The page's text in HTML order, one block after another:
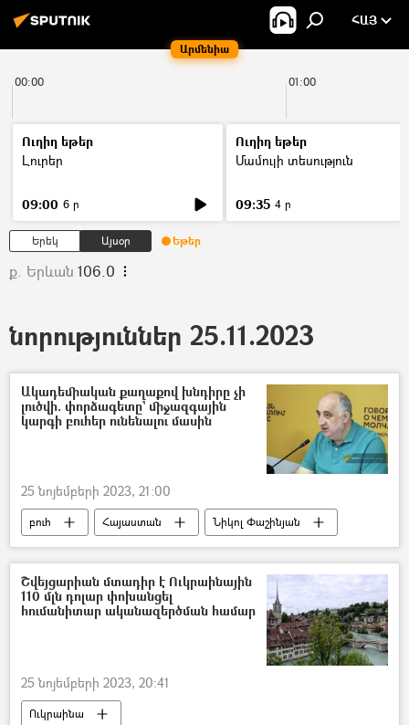
Արմենիա
ՀԱՅ
00:00 01:00
Ուղիղ եթեր
Լուրեր
09:00 6 ր
Ուղիղ եթեր
Մամուլի տեսություն
09:35 4 ր
Երեկ Այսօր Եթեր
ք. Երևան 106.0
նորություններ 25.11.2023
Ակադեմիական քաղաքով խնդիրը չի
լուծվի. փորձագետը` միջազգային
կարգի բուհեր ունենալու մասին
25 նոյեմբերի 2023, 21:00
բուհ Հայաստան
Նիկոլ Փաշինյան
Ակադեմիական քաղաք
Սերոբ Խաչատրյան
Շվեյցարիան մտադիր է Ուկրաինային
110 մլն դոլար փոխանցել
հումանիտար ականազերծման համար
25 նոյեմբերի 2023, 20:41
Ուկրաինա